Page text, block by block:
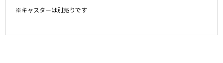
※キャスターは別売りです